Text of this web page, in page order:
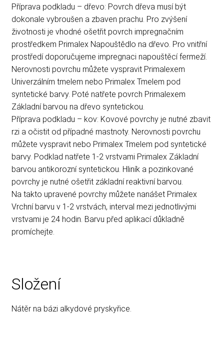
Příprava podkladu – dřevo: Povrch dřeva musí být
dokonale vybroušen a zbaven prachu. Pro zvýšení
životnosti je vhodné ošetřit povrch impregnačním
prostředkem Primalex Napouštědlo na dřevo. Pro vnitřní
prostředí doporučujeme impregnaci napouštěcí fermeží.
Nerovnosti povrchu můžete vyspravit Primalexem
Univerzálním tmelem nebo Primalex Tmelem pod
syntetické barvy. Poté natřete povrch Primalexem
Základní barvou na dřevo syntetickou.
Příprava podkladu – kov: Kovové povrchy je nutné zbavit
rzi a očistit od případné mastnoty. Nerovnosti povrchu
můžete vyspravit nebo Primalex Tmelem pod syntetické
barvy. Podklad natřete 1-2 vrstvami Primalex Základní
barvou antikorozní syntetickou. Hliník a pozinkované
povrchy je nutné ošetřit základní reaktivní barvou.
Na takto upravené povrchy můžete nanášet Primalex
Vrchní barvu v 1-2 vrstvách, interval mezi jednotlivými
vrstvami je 24 hodin. Barvu před aplikací důkladně
promíchejte.
Složení
Nátěr na bázi alkydové pryskyřice.